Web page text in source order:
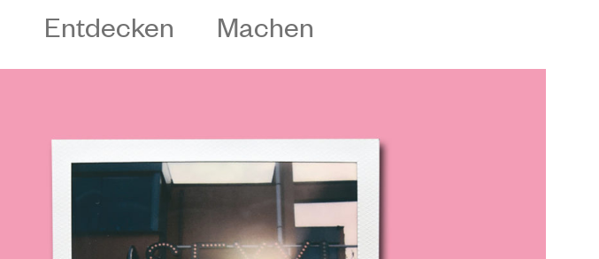
Entdecken Machen